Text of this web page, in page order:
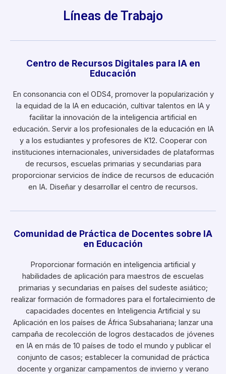
Líneas de Trabajo
Centro de Recursos Digitales para IA en
Educación
En consonancia con el ODS4, promover la popularización y
la equidad de la IA en educación, cultivar talentos en IA y
facilitar la innovación de la inteligencia artificial en
educación. Servir a los profesionales de la educación en IA
y a los estudiantes y profesores de K12. Cooperar con
instituciones internacionales, universidades de plataformas
de recursos, escuelas primarias y secundarias para
proporcionar servicios de índice de recursos de educación
en IA. Diseñar y desarrollar el centro de recursos.
Comunidad de Práctica de Docentes sobre IA
en Educación
Proporcionar formación en inteligencia artificial y
habilidades de aplicación para maestros de escuelas
primarias y secundarias en países del sudeste asiático;
realizar formación de formadores para el fortalecimiento de
capacidades docentes en Inteligencia Artificial y su
Aplicación en los países de África Subsahariana; lanzar una
campaña de recolección de logros destacados de jóvenes
en IA en más de 10 países de todo el mundo y publicar el
conjunto de casos; establecer la comunidad de práctica
docente y organizar campamentos de invierno y verano